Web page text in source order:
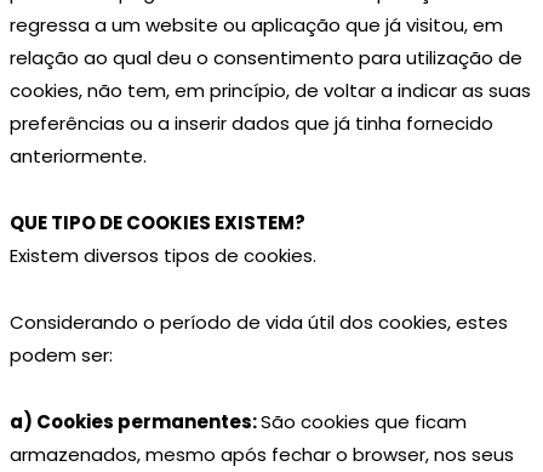
regressa a um website ou aplicação que já visitou, em
relação ao qual deu o consentimento para utilização de
cookies, não tem, em princípio, de voltar a indicar as suas
preferências ou a inserir dados que já tinha fornecido
anteriormente.
QUE TIPO DE COOKIES EXISTEM?
Existem diversos tipos de cookies.
Considerando o período de vida útil dos cookies, estes
podem ser:
a) Cookies permanentes:São cookies que ficam
armazenados, mesmo após fechar o browser, nos seus